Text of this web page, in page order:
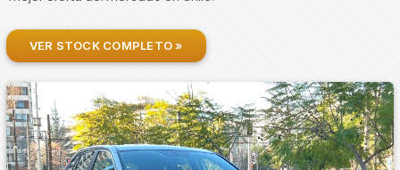
VER STOCK COMPLETO »